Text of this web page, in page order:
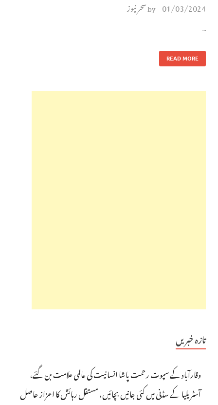
01/03/2024
-
byسحر نیوز
…
READ MORE
تازہ خبریں
وقارآباد کے سپوت رحمت پاشا انسانیت کی عالمی علامت بن گئے،
آسٹریلیا کے سڈنی میں کئی جانیں بچائیں، مستقل رہائش کا اعزاز حاصل